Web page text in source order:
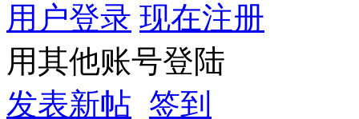
用户登录 现在注册
用其他账号登陆
发表新帖 签到